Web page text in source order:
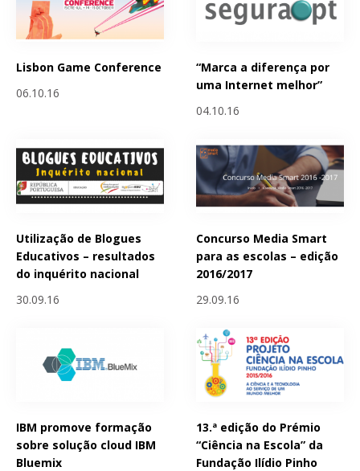
Lisbon Game Conference
06.10.16
“Marca a diferença por
uma Internet melhor”
04.10.16
Utilização de Blogues
Educativos – resultados
do inquérito nacional
30.09.16
Concurso Media Smart
para as escolas – edição
2016/2017
29.09.16
IBM promove formação
sobre solução cloud IBM
Bluemix
13.ª edição do Prémio
“Ciência na Escola” da
Fundação Ilídio Pinho